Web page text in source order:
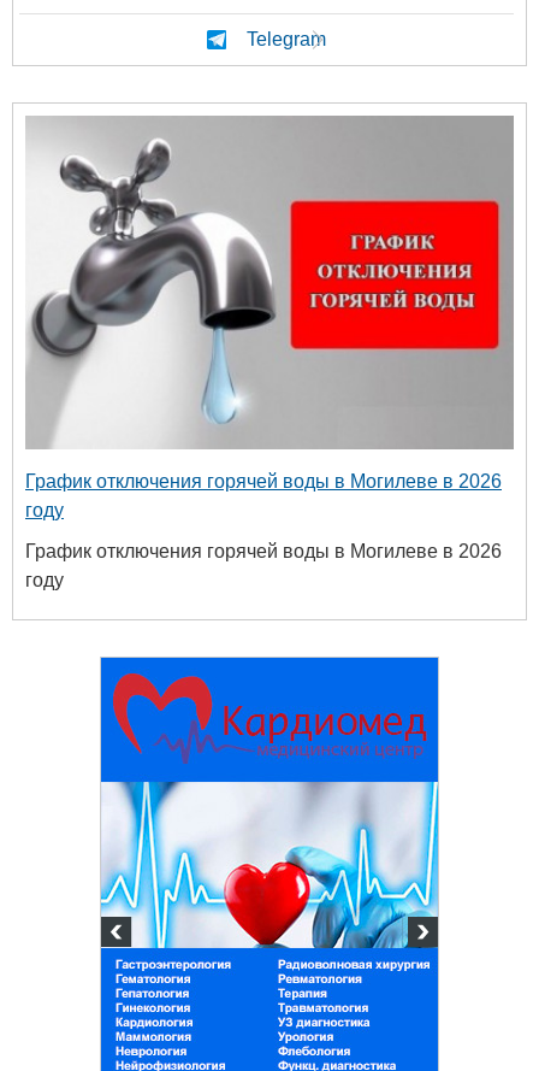
Telegram
График отключения горячей воды в Могилеве в 2026
году
График отключения горячей воды в Могилеве в 2026
году